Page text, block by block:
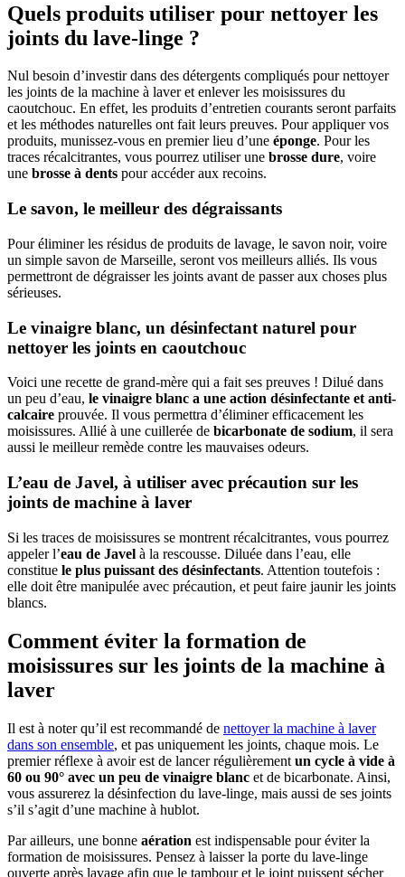
Quels produits utiliser pour nettoyer les
joints du lave-linge ?
Nul besoin d’investir dans des détergents compliqués pour nettoyer
les joints de la machine à laver et enlever les moisissures du
caoutchouc. En effet, les produits d’entretien courants seront parfaits
et les méthodes naturelles ont fait leurs preuves. Pour appliquer vos
produits, munissez-vous en premier lieu d’une éponge. Pour les
traces récalcitrantes, vous pourrez utiliser une brosse dure, voire
une brosse à dents pour accéder aux recoins.
Le savon, le meilleur des dégraissants
Pour éliminer les résidus de produits de lavage, le savon noir, voire
un simple savon de Marseille, seront vos meilleurs alliés. Ils vous
permettront de dégraisser les joints avant de passer aux choses plus
sérieuses.
Le vinaigre blanc, un désinfectant naturel pour
nettoyer les joints en caoutchouc
Voici une recette de grand-mère qui a fait ses preuves ! Dilué dans
un peu d’eau, le vinaigre blanc a une action désinfectante et anti-
calcaire prouvée. Il vous permettra d’éliminer efficacement les
moisissures. Allié à une cuillerée de bicarbonate de sodium, il sera
aussi le meilleur remède contre les mauvaises odeurs.
L’eau de Javel, à utiliser avec précaution sur les
joints de machine à laver
Si les traces de moisissures se montrent récalcitrantes, vous pourrez
appeler l’eau de Javel à la rescousse. Diluée dans l’eau, elle
constitue le plus puissant des désinfectants. Attention toutefois :
elle doit être manipulée avec précaution, et peut faire jaunir les joints
blancs.
Comment éviter la formation de
moisissures sur les joints de la machine à
laver
Il est à noter qu’il est recommandé de nettoyer la machine à laver
dans son ensemble, et pas uniquement les joints, chaque mois. Le
premier réflexe à avoir est de lancer régulièrement un cycle à vide à
60 ou 90° avec un peu de vinaigre blanc et de bicarbonate. Ainsi,
vous assurerez la désinfection du lave-linge, mais aussi de ses joints
s’il s’agit d’une machine à hublot.
Par ailleurs, une bonne aération est indispensable pour éviter la
formation de moisissures. Pensez à laisser la porte du lave-linge
ouverte après lavage afin que le tambour et le joint puissent sécher